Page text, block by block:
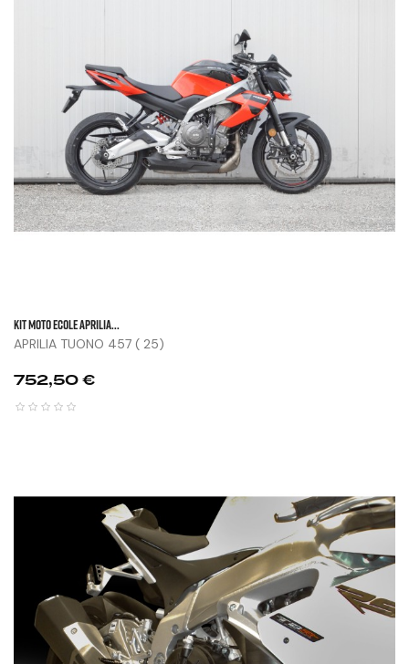
KIT MOTO ECOLE APRILIA...
APRILIA TUONO 457 ( 25)
Prix
752,50 €